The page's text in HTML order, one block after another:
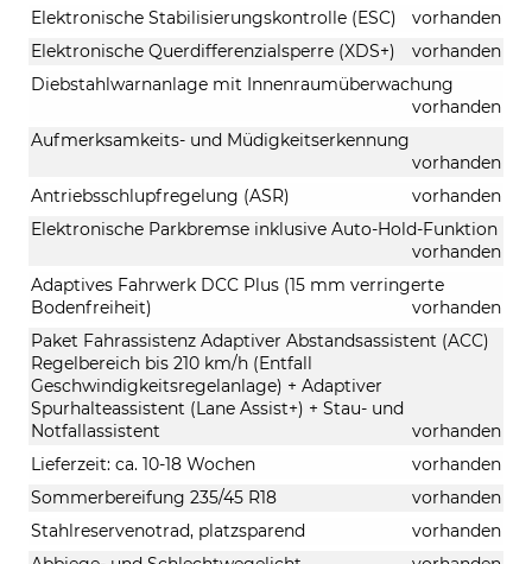
Elektronische Stabilisierungskontrolle (ESC)
vorhanden
Elektronische Querdifferenzialsperre (XDS+)
vorhanden
Diebstahlwarnanlage mit Innenraumüberwachung
vorhanden
Aufmerksamkeits- und Müdigkeitserkennung
vorhanden
Antriebsschlupfregelung (ASR)
vorhanden
Elektronische Parkbremse inklusive Auto-Hold-Funktion
vorhanden
Adaptives Fahrwerk DCC Plus (15 mm verringerte
Bodenfreiheit)
vorhanden
Paket Fahrassistenz Adaptiver Abstandsassistent (ACC)
Regelbereich bis 210 km/h (Entfall
Geschwindigkeitsregelanlage) + Adaptiver
Spurhalteassistent (Lane Assist+) + Stau- und
Notfallassistent
vorhanden
Lieferzeit: ca. 10-18 Wochen
vorhanden
Sommerbereifung 235/45 R18
vorhanden
Stahlreservenotrad, platzsparend
vorhanden